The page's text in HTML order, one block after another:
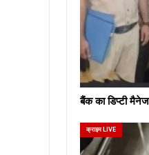
बैंक का डिप्टी
क्राइम LIVE